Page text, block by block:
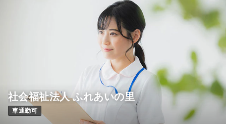
社会福祉法人 ふれあいの里
車通勤可